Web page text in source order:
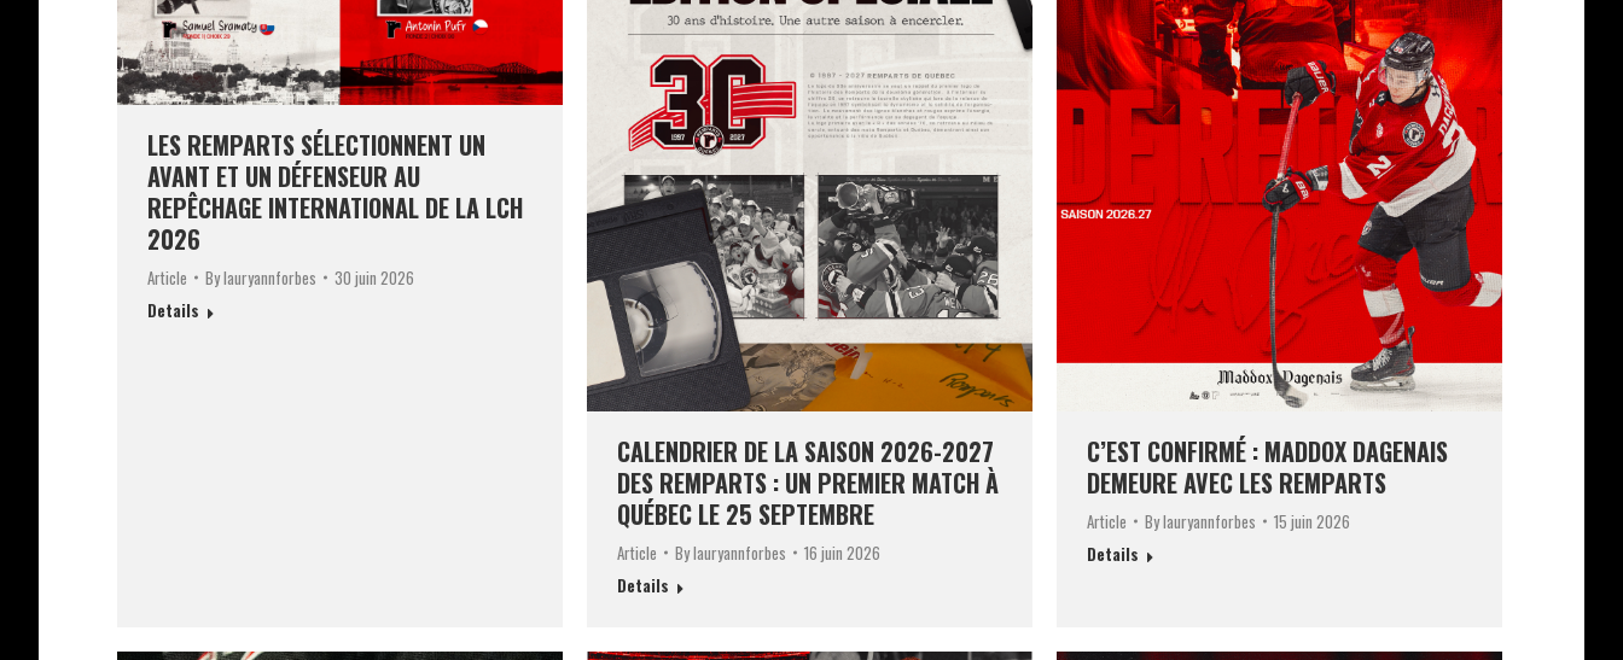
LES REMPARTS SÉLECTIONNENT UN
AVANT ET UN DÉFENSEUR AU
REPÊCHAGE INTERNATIONAL DE LA LCH
2026
Article Bylauryannforbes
30 juin 2026
Details
CALENDRIER DE LA SAISON 2026-2027
DES REMPARTS : UN PREMIER MATCH À
QUÉBEC LE 25 SEPTEMBRE
Article Bylauryannforbes
16 juin 2026
Details
C’EST CONFIRMÉ : MADDOX DAGENAIS
DEMEURE AVEC LES REMPARTS
Article Bylauryannforbes
15 juin 2026
Details